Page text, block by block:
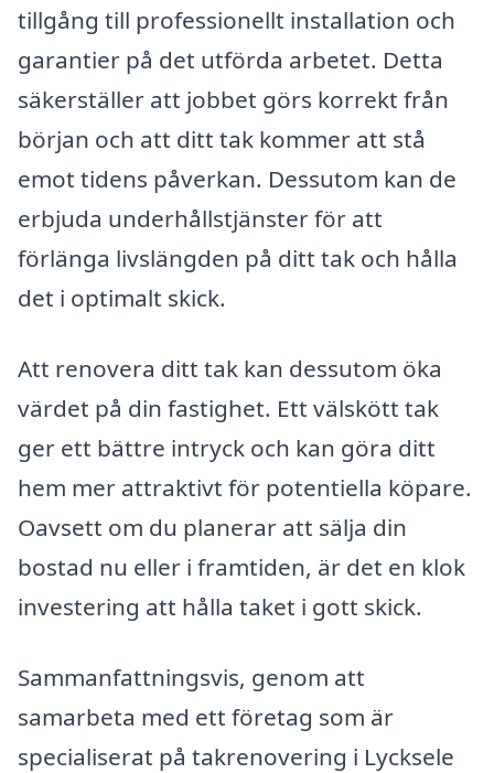
tillgång till professionellt installation och
garantier på det utförda arbetet. Detta
säkerställer att jobbet görs korrekt från
början och att ditt tak kommer att stå
emot tidens påverkan. Dessutom kan de
erbjuda underhållstjänster för att
förlänga livslängden på ditt tak och hålla
det i optimalt skick.
Att renovera ditt tak kan dessutom öka
värdet på din fastighet. Ett välskött tak
ger ett bättre intryck och kan göra ditt
hem mer attraktivt för potentiella köpare.
Oavsett om du planerar att sälja din
bostad nu eller i framtiden, är det en klok
investering att hålla taket i gott skick.
Sammanfattningsvis, genom att
samarbeta med ett företag som är
specialiserat på takrenovering i Lycksele